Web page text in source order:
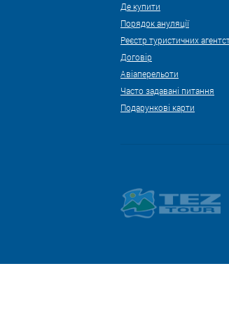
Де купити
Порядок ануляції
Реєстр туристичних
Договір
Авіаперельоти
Часто задавані питання
Подарункові карти